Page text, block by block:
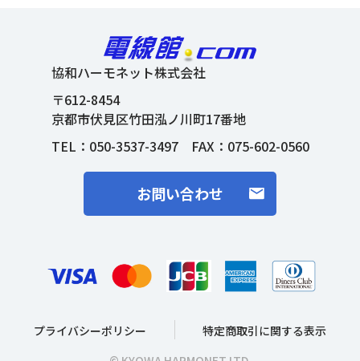
協和ハーモネット株式会社
〒612-8454
京都市伏見区竹田泓ノ川町17番地
TEL： 050-3537-3497FAX：075-602-0560
お問い合わせ
プライバシーポリシー
特定商取引に関する表示